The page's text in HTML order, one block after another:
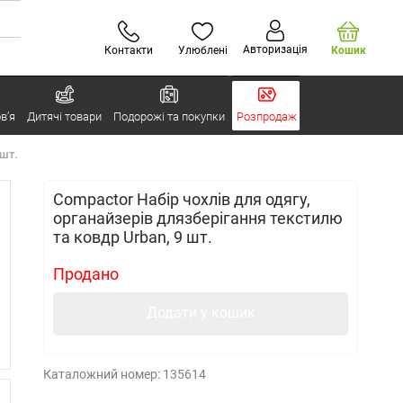
Контакти Улюблені Авторизація Кошик
Дитячі товари Подорожі та покупки Розпродаж
Compactor Набір чохлів для одягу,
органайзерів длязберігання текстилю
та ковдр Urban, 9 шт.
Продано
Каталожний номер: 135614